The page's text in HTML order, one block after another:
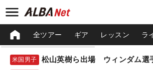
全ツアー ギア レッスン ラ
米国男子 松山英樹ら出場 ウィンダム選